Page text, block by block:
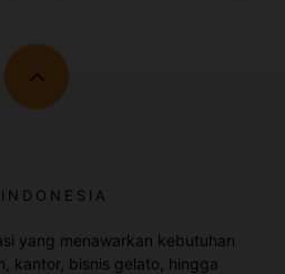
yang menawarkan kebutuhan
kantor, bisnis gelato, hingga